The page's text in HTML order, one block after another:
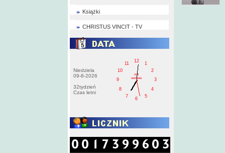
Książki
CHRISTUS VINCIT - TV
Niedziela
09-8-2026
32tydzień
Czas letni
1
2
3
4
5
6
7
8
9
10
11
12
AM
niedziela